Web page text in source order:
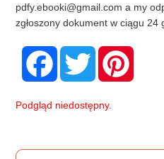
pdfy.ebooki@gmail.com a my
zgłoszony dokument w ciągu 24
F
o
T
w
e
Podgląd niedostępny.